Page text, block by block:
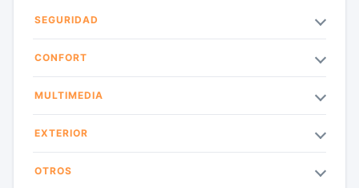
SEGURIDAD
CONFORT
MULTIMEDIA
EXTERIOR
OTROS